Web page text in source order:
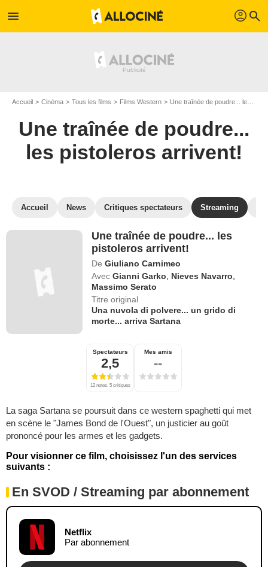
menu profil search
Accueil Cinéma Tous les films Films Western Une traînée de poudre... les pistoleros arrivent!
Une traînée de poudre...
les pistoleros arrivent!
Accueil News Critiques spectateurs Streaming
Une traînée de poudre... les
pistoleros arrivent!
De Giuliano Carnimeo
Avec Gianni Garko Nieves Navarro
Massimo Serato
Titre original
Una nuvola di polvere... un grido di
morte... arriva Sartana
Spectateurs
2,5
12 notes, 5 critiques
Mes amis
--
La saga Sartana se poursuit dans ce western spaghetti qui met
en scène le "James Bond de l'Ouest", un justicier au goût
prononcé pour les armes et les gadgets.
Pour visionner ce film, choisissez l'un des services
suivants :
En SVOD / Streaming par abonnement
Netflix
Par abonnement